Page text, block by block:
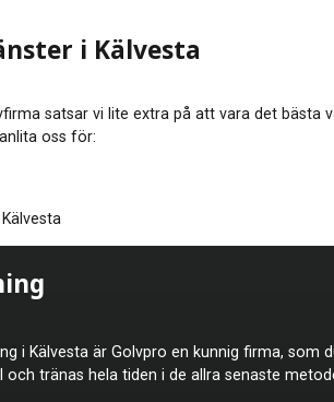
i Kälvesta
satsar vi lite extra på att vara det
oss för:
i Kälvesta är Golvpro en kunnig firma, som
och tränas hela tiden i de allra senaste